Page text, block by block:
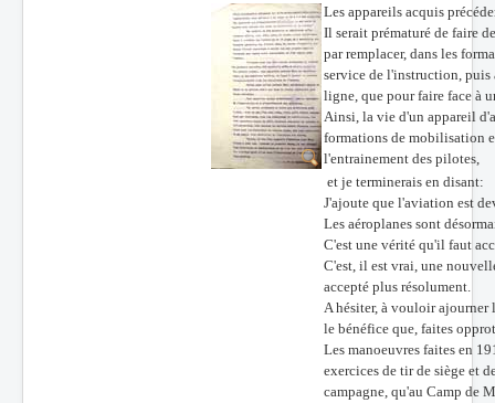
Les appareils acquis
Il serait prématuré de faire
par remplacer, dans les
service de l'instruction, puis
ligne, que pour faire face à
Ainsi, la vie d'un appareil
formations de mobilisation
l'entrainement des pilotes,
et je terminerais en disant:
J'ajoute que l'aviation est
Les aéroplanes sont
C'est une vérité qu'il faut
C'est, il est vrai, une
accepté plus résolument.
A hésiter, à vouloir ajourner
le bénéfice que, faites
Les manoeuvres faites en
exercices de tir de siège et
campagne, qu'au Camp de